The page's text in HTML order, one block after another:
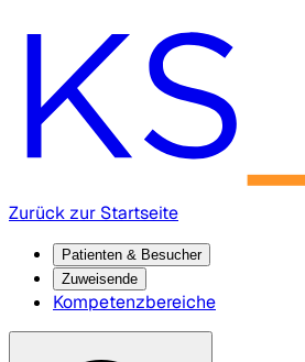
Zurück zur Startseite
Patienten & Besucher
Zuweisende
Kompetenzbereiche